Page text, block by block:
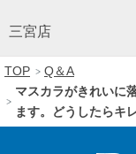
三宮店
TOP
Q＆A
マスカラがきれいに
ます。どうしたらキ